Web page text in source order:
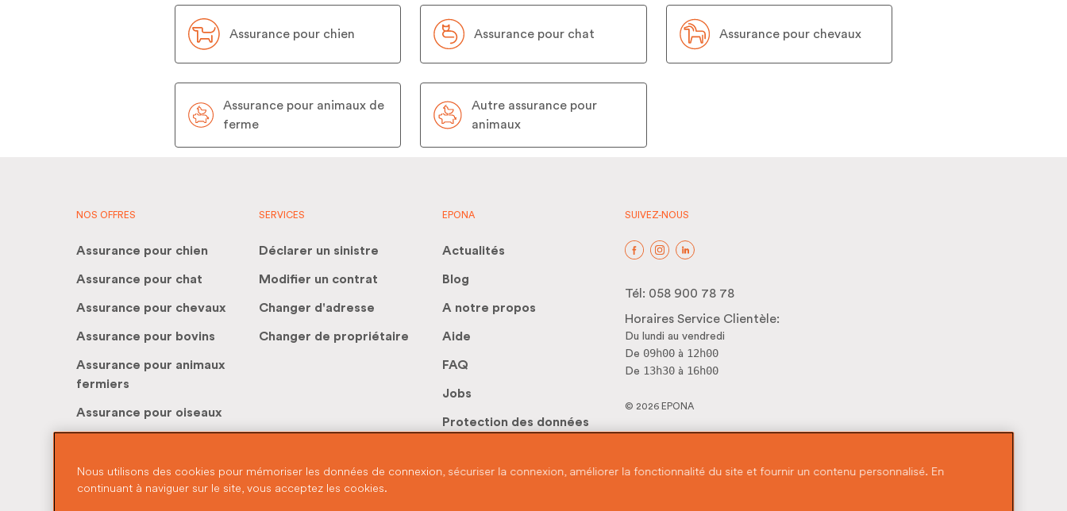
Assurance pour chien Assurance pour chat Assurance pour chevaux
Assurance pour animaux de
ferme
Autre assurance pour
animaux
NOS OFFRES
Assurance pour chien
Assurance pour chat
Assurance pour chevaux
Assurance pour bovins
Assurance pour animaux
fermiers
Assurance pour oiseaux
SERVICES
Déclarer un sinistre
Modifier un contrat
Changer d'adresse
Changer de propriétaire
EPONA
Actualités
Blog
A notre propos
Aide
FAQ
Jobs
Protection des données
cookies
SUIVEZ-NOUS
Tél: 058 900 78 78
Horaires Service Clientèle:
Du lundi au vendredi
De 09h00 à 12h00
De 13h30 à 16h00
© 2026 EPONA
Nous utilisons des cookies pour mémoriser les données de connexion, sécuriser la connexion, améliorer la fonctionnalité du site et fournir un contenu personnalisé. En
continuant à naviguer sur le site, vous acceptez les cookies.